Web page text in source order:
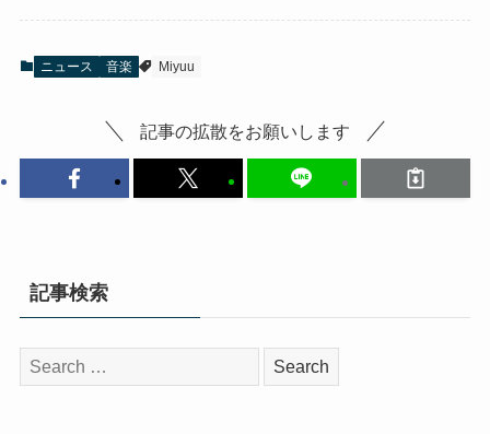
ニュース 音楽 Miyuu
記事の拡散をお願いします
記事検索
検
索: